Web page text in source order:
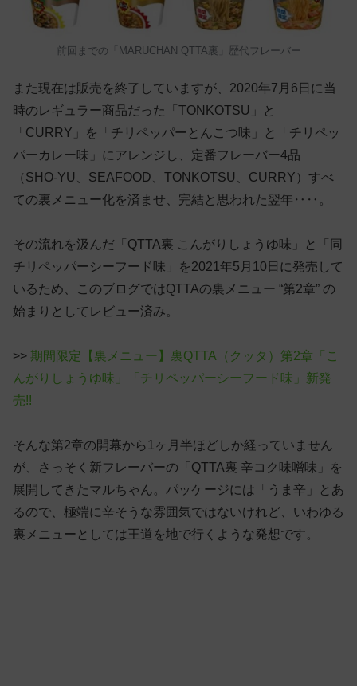
前回までの「MARUCHAN QTTA裏」歴代フレーバー
また現在は販売を終了していますが、2020年7月6日に当
時のレギュラー商品だった「TONKOTSU」と
「CURRY」を「チリペッパーとんこつ味」と「チリペッ
パーカレー味」にアレンジし、定番フレーバー4品
（SHO-YU、SEAFOOD、TONKOTSU、CURRY）すべ
ての裏メニュー化を済ませ、完結と思われた翌年‥‥。
その流れを汲んだ「QTTA裏 こんがりしょうゆ味」と「同
チリペッパーシーフード味」を2021年5月10日に発売して
いるため、このブログではQTTAの裏メニュー “第2章” の
始まりとしてレビュー済み。
>> 期間限定【裏メニュー】裏QTTA（クッタ）第2章「こ
んがりしょうゆ味」「チリペッパーシーフード味」新発
売!!
そんな第2章の開幕から1ヶ月半ほどしか経っていません
が、さっそく新フレーバーの「QTTA裏 辛コク味噌味」を
展開してきたマルちゃん。パッケージには「うま辛」とあ
るので、極端に辛そうな雰囲気ではないけれど、いわゆる
裏メニューとしては王道を地で行くような発想です。